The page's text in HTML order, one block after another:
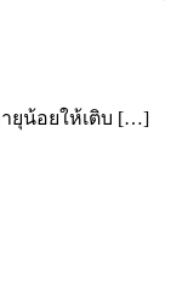
ายุน้อยให้เติบ […]